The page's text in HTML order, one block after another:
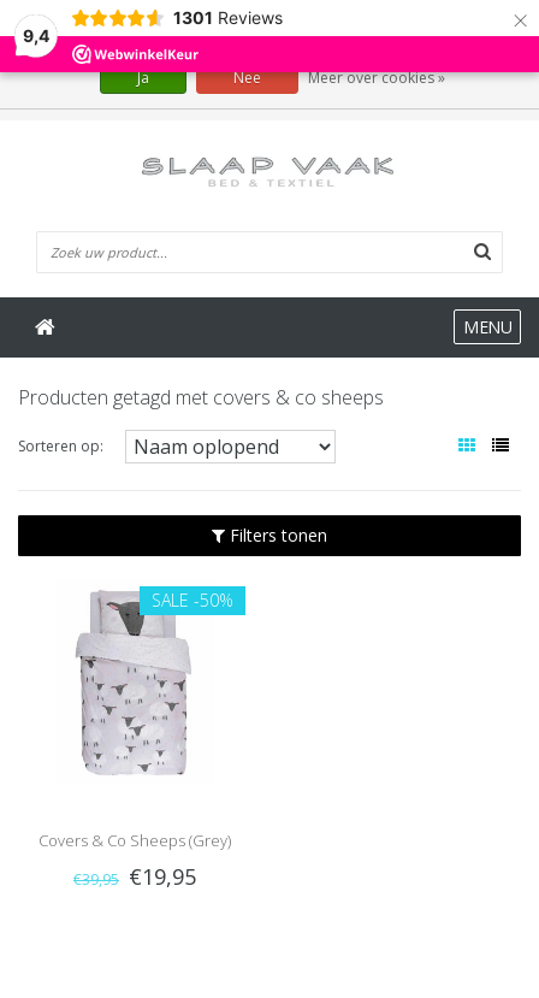
9,4
1301 Reviews ×
MENU
Producten getagd met covers & co sheeps
Sorteren op:
Filters tonen
SALE -50%
Covers & Co Sheeps (Grey)
€39,95 €19,95
Wij slaan cookies op om onze website te verbeteren. Is dat akkoord?
Ja Nee Meer over cookies »